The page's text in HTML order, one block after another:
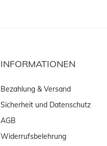
INFORMATIONEN
Bezahlung & Versand
Sicherheit und Datenschutz
AGB
Widerrufsbelehrung